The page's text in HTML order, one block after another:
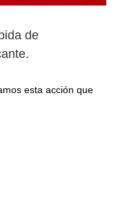
de
esta acción que